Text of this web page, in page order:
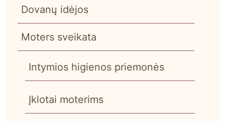
Dovanų idėjos
Moters sveikata
Intymios higienos priemonės
Įklotai moterims